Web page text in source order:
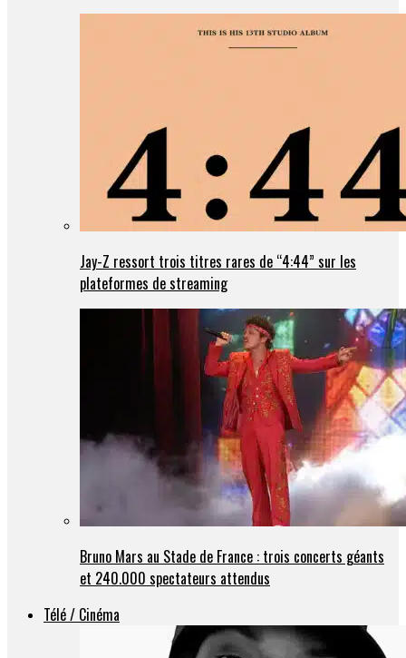
Jay-Z ressort trois titres rares de “4:44” sur les
plateformes de streaming
Bruno Mars au Stade de France : trois concerts géants
et 240.000 spectateurs attendus
Télé / Cinéma